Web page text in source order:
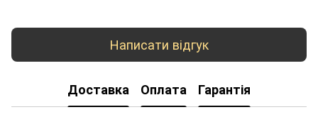
Написати відгук
Доставка Оплата Гарантія